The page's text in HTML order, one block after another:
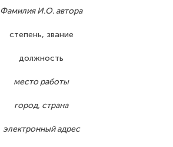
Фамилия И.О. автора
степень, звание
должность
место работы
город, страна
электронный адрес